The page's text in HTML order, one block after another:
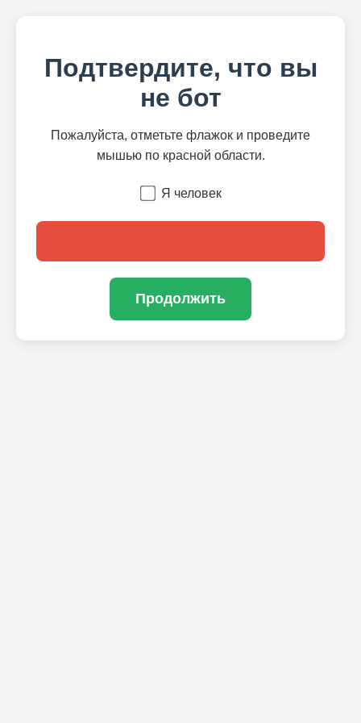
Подтвердите, что вы
не бот
Пожалуйста, отметьте флажок и проведите
мышью по красной области.
Я человек
Продолжить